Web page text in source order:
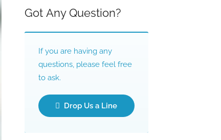
Got Any Question?
If you are having any
questions, please feel free
to ask.
Drop Us a Line